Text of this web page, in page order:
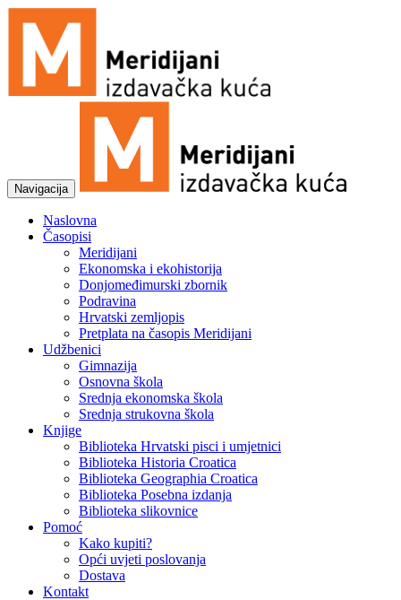
Navigacija
Naslovna
Časopisi
Meridijani
Ekonomska i ekohistorija
Donjomeđimurski zbornik
Podravina
Hrvatski zemljopis
Pretplata na časopis Meridijani
Udžbenici
Gimnazija
Osnovna škola
Srednja ekonomska škola
Srednja strukovna škola
Knjige
Biblioteka Hrvatski pisci i umjetnici
Biblioteka Historia Croatica
Biblioteka Geographia Croatica
Biblioteka Posebna izdanja
Biblioteka slikovnice
Pomoć
Kako kupiti?
Opći uvjeti poslovanja
Dostava
Kontakt